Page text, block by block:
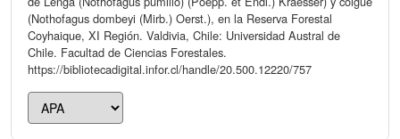
(Nothofagus dombeyi (Mirb.) Oerst.), en la Reserva Forestal
Coyhaique, XI Región. Valdivia, Chile: Universidad Austral de
Chile. Facultad de Ciencias Forestales.
https://bibliotecadigital.infor.cl/handle/20.500.12220/757